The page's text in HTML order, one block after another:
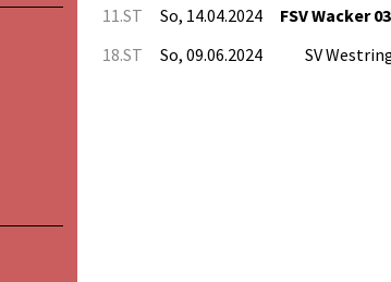
11.ST So, 14.04.2024 FSV Wacker
18.ST So, 09.06.2024 SV